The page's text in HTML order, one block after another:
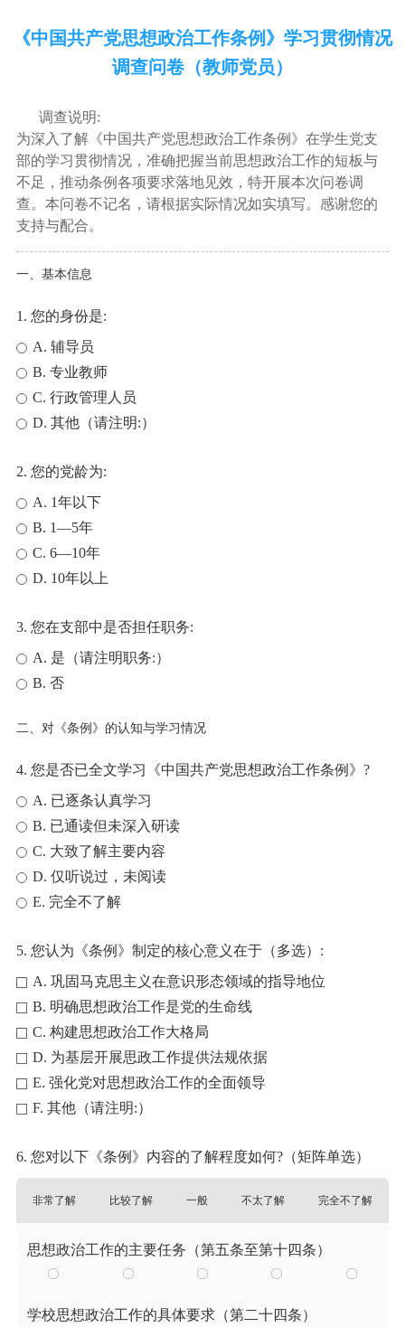
《中国共产党思想政治工作条例》学习贯彻情况
调查问卷（教师党员）
调查说明:
为深入了解《中国共产党思想政治工作条例》在学生党支
部的学习贯彻情况，准确把握当前思想政治工作的短板与
不足，推动条例各项要求落地见效，特开展本次问卷调
查。本问卷不记名，请根据实际情况如实填写。感谢您的
支持与配合。
一、基本信息
1. 您的身份是:
A. 辅导员
B. 专业教师
C. 行政管理人员
D. 其他（请注明:）
2. 您的党龄为:
A. 1年以下
B. 1—5年
C. 6—10年
D. 10年以上
3. 您在支部中是否担任职务:
A. 是（请注明职务:）
B. 否
二、对《条例》的认知与学习情况
4. 您是否已全文学习《中国共产党思想政治工作条例》?
A. 已逐条认真学习
B. 已通读但未深入研读
C. 大致了解主要内容
D. 仅听说过，未阅读
E. 完全不了解
5. 您认为《条例》制定的核心意义在于（多选）:
A. 巩固马克思主义在意识形态领域的指导地位
B. 明确思想政治工作是党的生命线
C. 构建思想政治工作大格局
D. 为基层开展思政工作提供法规依据
E. 强化党对思想政治工作的全面领导
F. 其他（请注明:）
6. 您对以下《条例》内容的了解程度如何?（矩阵单选）
非常了解 比较了解 一般 不太了解 完全不了解
思想政治工作的主要任务（第五条至第十四条）
学校思想政治工作的具体要求（第二十四条）